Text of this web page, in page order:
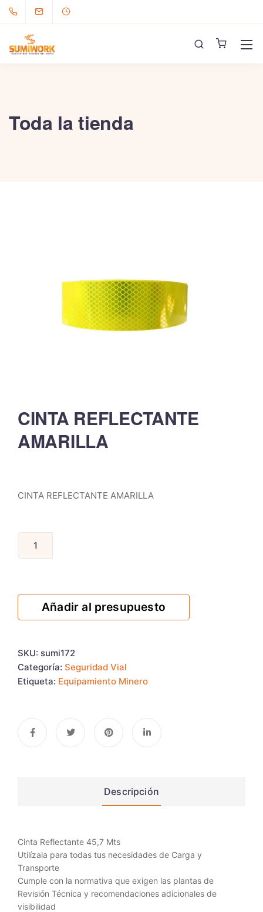
Toda la tienda
CINTA REFLECTANTE
AMARILLA
CINTA REFLECTANTE AMARILLA
Añadir al presupuesto
SKU: sumi172
Categoría: Seguridad Vial
Etiqueta: Equipamiento Minero
Descripción
Cinta Reflectante 45,7 Mts
Utilízala para todas tus necesidades de Carga y
Transporte
Cumple con la normativa que exigen las plantas de
Revisión Técnica y recomendaciones adicionales de
visibilidad